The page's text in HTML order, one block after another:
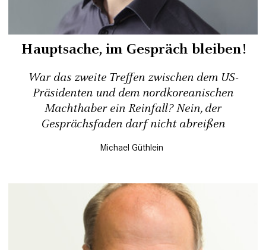
Hauptsache, im Gespräch bleiben!
War das zweite Treffen zwischen dem US-
Präsidenten und dem nordkoreanischen
Machthaber ein Reinfall? Nein, der
Gesprächsfaden darf nicht abreißen
Michael Güthlein